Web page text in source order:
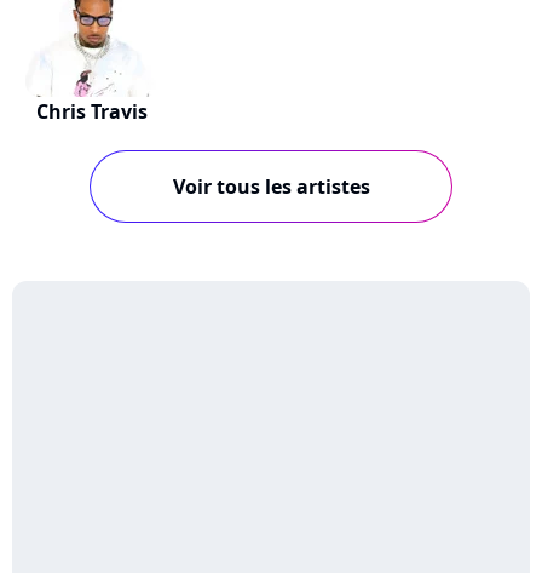
Chris Travis
Voir tous les artistes